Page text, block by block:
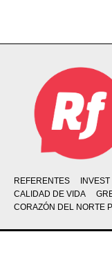
REFERENTES INVEST
CALIDAD DE VIDA
CORAZÓN DEL NORTE